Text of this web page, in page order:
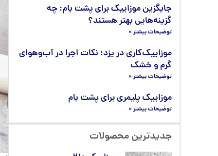
جایگزین موزاییک برای پشت بام: چه
گزینه‌هایی بهتر هستند؟
توضیحات بیشتر »
موزاییک‌کاری در یزد؛ نکات اجرا در آب‌وهوای
گرم و خشک
توضیحات بیشتر »
موزاییک پلیمری برای پشت بام
توضیحات بیشتر »
جدیدترین محصولات